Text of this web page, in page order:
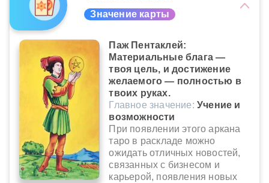
Значение карты
Паж Пентаклей:
Материальные блага —
твоя цель, и достижение
желаемого — полностью в
твоих руках.
Главное значение: Учение и
возможности
При появлении этого аркана
таро в раскладе можно
ожидать отличных новостей,
связанных с бизнесом и
карьерой, появления новых